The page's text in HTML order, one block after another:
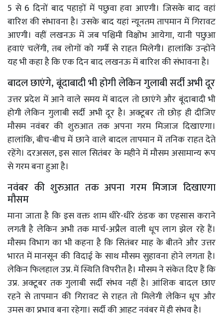
5 से 6 दिनों बाद पहाड़ों में पछुवा हवा आएगी। जिसके बाद वहां
बारिश की संभावना है। उसके बाद यहां न्यूनतम तापमान में गिरावट
आएगी। वहीं लखनऊ में जब पश्चिमी विक्षोभ आयेगा, यानी पछुआ
हवाएं चलेंगी, तब लोगों को गर्मी से राहत मिलेगी। हालांकि उन्होंने
यह भी कहा है कि एक दिन बाद लखनऊ में बारिश की संभावना है।
बादल छाएंगे, बूंदाबादी भी होगी लेकिन गुलाबी सर्दी अभी दूर
उत्तर प्रदेश में आने वाले समय में बादल तो छाएंगे और बूंदाबादी भी
होगी लेकिन गुलाबी सर्दी अभी दूर है। अक्टूबर तो छोड़ ही दीजिए
मौसम नवंबर की शुरुआत तक अपना गरम मिजाज दिखाएगा।
हालांकि, बीच-बीच में छाने वाले बादल तापमान में तनिक राहत देते
रहेंगे। दरअसल, इस साल सितंबर के महीने में मौसम असामान्य रूप
से गरम बना हुआ है।
नवंबर की शुरुआत तक अपना गरम मिजाज दिखाएगा
मौसम
माना जाता है कि इस वक्त शाम धीरे-धीरे ठंडक का एहसास कराने
लगती है लेकिन अभी तक मार्च-अप्रैल वाली धूप लाग झेल रहे हैं।
मौसम विभाग का भी कहना है कि सितंबर माह के बीतने और उत्तर
भारत में मानसून की विदाई के साथ मौसम सुहावना होने लगता है।
लेकिन फिलहाल उप्र. में स्थिति विपरीत है। मौसम ने संकेत दिए हैं कि
उप्र. अक्टूबर तक गुलाबी सर्दी संभव नहीं है। आंशिक बादल छाए
रहने से तापमान की गिरावट से राहत तो मिलेगी लेकिन धूप और
उमस का प्रभाव बना रहेगा। सर्दी की आहट नवंबर में ही संभव है।